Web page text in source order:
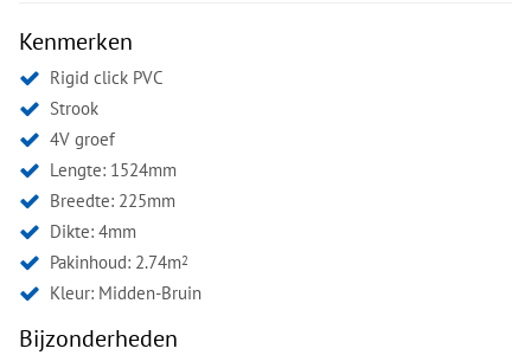
Kenmerken
Rigid click PVC
Strook
4V groef
Lengte: 1524mm
Breedte: 225mm
Dikte: 4mm
Pakinhoud: 2.74m2
Kleur: Midden-Bruin
Bijzonderheden